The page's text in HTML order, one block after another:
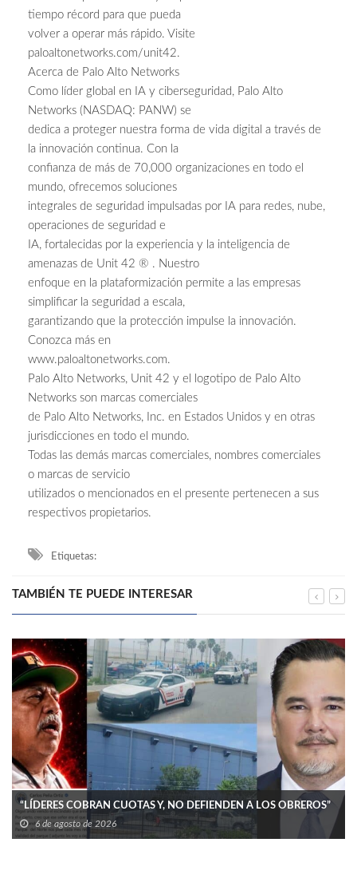
tiempo récord para que pueda
volver a operar más rápido. Visite
paloaltonetworks.com/unit42.
Acerca de Palo Alto Networks
Como líder global en IA y ciberseguridad, Palo Alto
Networks (NASDAQ: PANW) se
dedica a proteger nuestra forma de vida digital a través de
la innovación continua. Con la
confianza de más de 70,000 organizaciones en todo el
mundo, ofrecemos soluciones
integrales de seguridad impulsadas por IA para redes, nube,
operaciones de seguridad e
IA, fortalecidas por la experiencia y la inteligencia de
amenazas de Unit 42 ® . Nuestro
enfoque en la plataformización permite a las empresas
simplificar la seguridad a escala,
garantizando que la protección impulse la innovación.
Conozca más en
www.paloaltonetworks.com.
Palo Alto Networks, Unit 42 y el logotipo de Palo Alto
Networks son marcas comerciales
de Palo Alto Networks, Inc. en Estados Unidos y en otras
jurisdicciones en todo el mundo.
Todas las demás marcas comerciales, nombres comerciales
o marcas de servicio
utilizados o mencionados en el presente pertenecen a sus
respectivos propietarios.
Etiquetas:
TAMBIÉN TE PUEDE INTERESAR
“LÍDERES COBRAN CUOTAS Y, NO DEFIENDEN A LOS OBREROS”
6 de agosto de 2026